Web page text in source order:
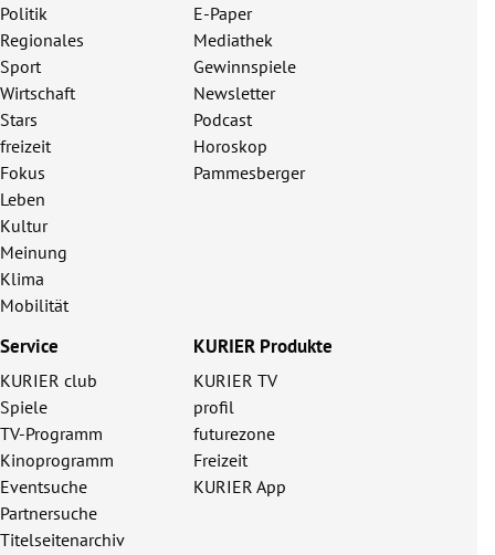
Politik
Regionales
Sport
Wirtschaft
Stars
freizeit
Fokus
Leben
Kultur
Meinung
Klima
Mobilität
E-Paper
Mediathek
Gewinnspiele
Newsletter
Podcast
Horoskop
Pammesberger
Service
KURIER club
Spiele
TV-Programm
Kinoprogramm
Eventsuche
Partnersuche
Titelseitenarchiv
KURIER Produkte
KURIER TV
profil
futurezone
Freizeit
KURIER App